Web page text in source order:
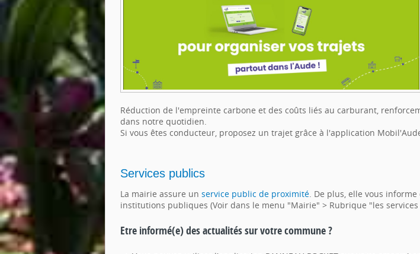
Réduction de l'empreinte carbone et des coûts liés au carburant,
dans notre quotidien.
Si vous êtes conducteur, proposez un trajet grâce à l'application
Services publics
La mairie assure un service public de proximité . De plus, elle vous
institutions publiques (Voir dans le menu "Mairie" > Rubrique "les services
Etre informé(e) des actualités sur votre commune ?